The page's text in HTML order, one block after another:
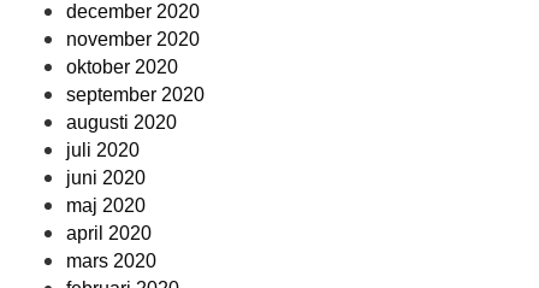
december 2020
november 2020
oktober 2020
september 2020
augusti 2020
juli 2020
juni 2020
maj 2020
april 2020
mars 2020